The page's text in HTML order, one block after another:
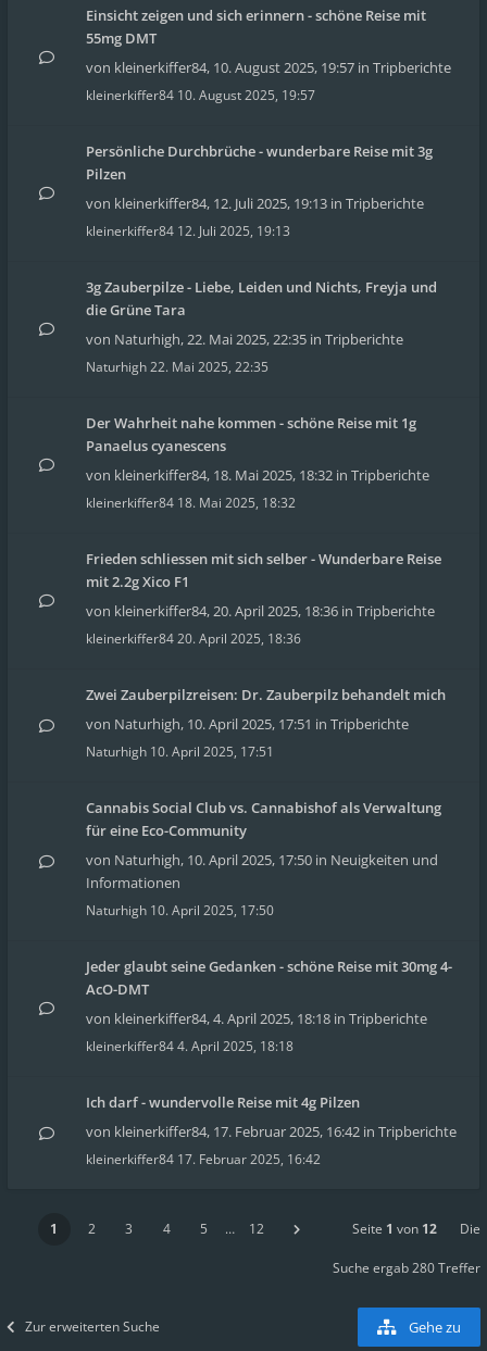
Einsicht zeigen und sich erinnern - schöne Reise mit
55mg DMT
von kleinerkiffer84, 10. August 2025, 19:57 in Tripberichte
kleinerkiffer84 10. August 2025, 19:57
Persönliche Durchbrüche - wunderbare Reise mit 3g
Pilzen
von kleinerkiffer84, 12. Juli 2025, 19:13 in Tripberichte
kleinerkiffer84 12. Juli 2025, 19:13
3g Zauberpilze - Liebe, Leiden und Nichts, Freyja und
die Grüne Tara
von Naturhigh,22. Mai 2025, 22:35 in Tripberichte
Naturhigh22. Mai 2025, 22:35
Der Wahrheit nahe kommen - schöne Reise mit 1g
Panaelus cyanescens
von kleinerkiffer84, 18. Mai 2025, 18:32 in Tripberichte
kleinerkiffer84 18. Mai 2025, 18:32
Frieden schliessen mit sich selber - Wunderbare Reise
mit 2.2g Xico F1
von kleinerkiffer84,20. April 2025, 18:36 in Tripberichte
kleinerkiffer8420. April 2025, 18:36
Zwei Zauberpilzreisen: Dr. Zauberpilz behandelt mich
von Naturhigh, 10. April 2025, 17:51 in Tripberichte
Naturhigh 10. April 2025, 17:51
Cannabis Social Club vs. Cannabishof als Verwaltung
für eine Eco-Community
von Naturhigh, 10. April 2025, 17:50 in Neuigkeiten und
Informationen
Naturhigh 10. April 2025, 17:50
Jeder glaubt seine Gedanken - schöne Reise mit 30mg 4-
AcO-DMT
von kleinerkiffer84,4. April 2025, 18:18 in Tripberichte
kleinerkiffer844. April 2025, 18:18
Ich darf - wundervolle Reise mit 4g Pilzen
von kleinerkiffer84, 17. Februar 2025, 16:42 in Tripberichte
kleinerkiffer84 17. Februar 2025, 16:42
1 2 3 4 5 … 12 Seite 1 von 12 Die
Suche ergab 280 Treffer
Zur erweiterten Suche Gehe zu